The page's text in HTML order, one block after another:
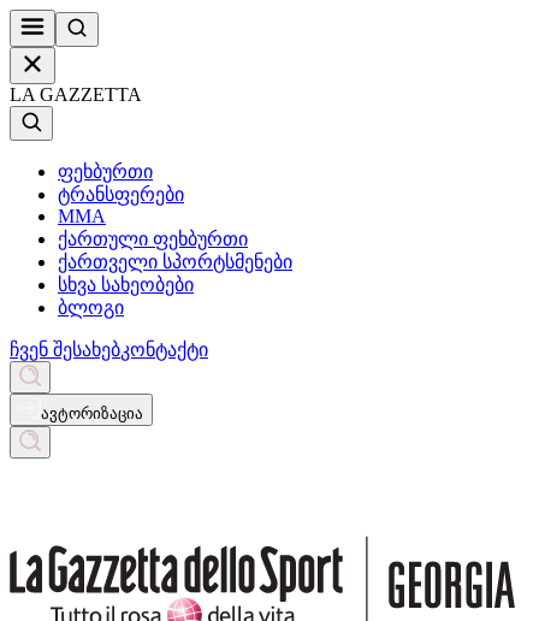
LA GAZZETTA
ფეხბურთი
ტრანსფერები
MMA
ქართული ფეხბურთი
ქართველი სპორტსმენები
სხვა სახეობები
ბლოგი
ჩვენ შესახებკონტაქტი
ავტორიზაცია